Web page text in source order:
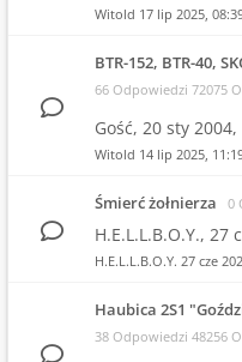
Witold 17 lip 2025,
BTR-152, BTR-40,
66 Odpowiedzi 72075
Gość, 20 sty 2004,
Witold 14 lip 2025,
Śmierć żołnierza 0
H.E.L.L.B.O.Y., 27
H.E.L.L.B.O.Y. 27 cze
Haubica 2S1
38 Odpowiedzi 48256